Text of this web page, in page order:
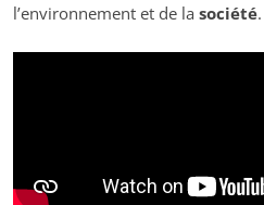
l’environnement et de la société.